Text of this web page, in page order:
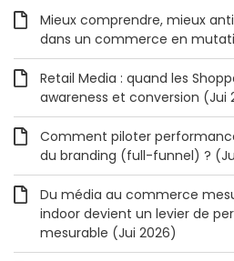
Mieux comprendre, mieux
dans un commerce en
Retail Media : quand les
awareness et conversion (Jui
Comment piloter
du branding (full-funnel) ?
Du média au commerce
indoor devient un levier de
mesurable (Jui 2026)